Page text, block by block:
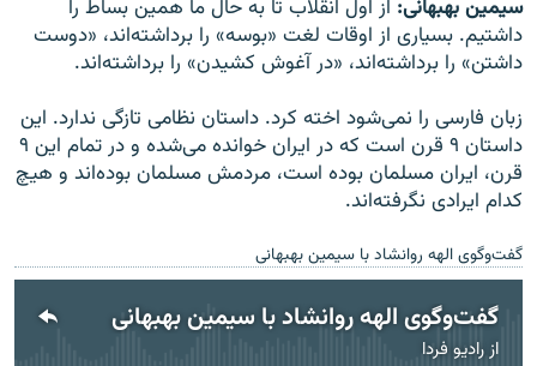
سیمین بهبهانی: از اول انقلاب تا به حال ما همین بساط را
داشتیم. بسیاری از اوقات لغت «بوسه» را برداشته‌اند، «دوست
داشتن» را برداشته‌اند، «در آغوش کشیدن» را برداشته‌اند.
زبان فارسی را نمی‌شود اخته کرد. داستان نظامی تازگی ندارد. این
داستان ۹ قرن است که در ایران خوانده می‌شده و در تمام این ۹
قرن، ایران مسلمان بوده است، مردمش مسلمان بوده‌اند و هیچ
کدام ایرادی نگرفته‌اند.
گفت‌و‌گوی الهه روانشاد با سیمین بهبهانی
گفت‌و‌گوی الهه روانشاد با سیمین بهبهانی
ازرادیو فردا